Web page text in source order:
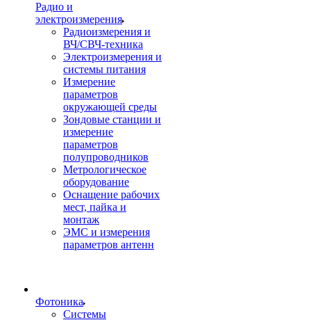
Радио и
электроизмерения
Радиоизмерения и
ВЧ/СВЧ-техника
Электроизмерения и
системы питания
Измерение
параметров
окружающей среды
Зондовые станции и
измерение
параметров
полупроводников
Метрологическое
оборудование
Оснащение рабочих
мест, пайка и
монтаж
ЭМС и измерения
параметров антенн
Фотоника
Cистемы